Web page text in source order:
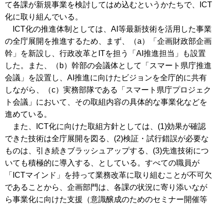
て各課が新規事業を検討してはめ込むというかたちで、ICT
化に取り組んでいる。
ICT化の推進体制としては、AI等最新技術を活用した事業
の全庁展開を推進するため、まず、（a）「企画財政部企画
幹」を新設し、行政改革とITを担う「AI推進担当」も設置
した。また、（b）幹部の会議体として「スマート県庁推進
会議」を設置し、AI推進に向けたビジョンを全庁的に共有
しながら、（c）実務部隊である「スマート県庁プロジェク
ト会議」において、その取組内容の具体的な事業化などを
進めている。
また、ICT化に向けた取組方針としては、(1)効果が確認
できた技術は全庁展開を図る、(2)検証・試行錯誤が必要な
ものは、引き続きブラッシュアップする、(3)先進技術につ
いても積極的に導入する、としている。すべての職員が
「ICTマインド」を持って業務改革に取り組むことが不可欠
であることから、企画部門は、各課の状況に寄り添いなが
ら事業化に向けた支援（意識醸成のためのセミナー開催等